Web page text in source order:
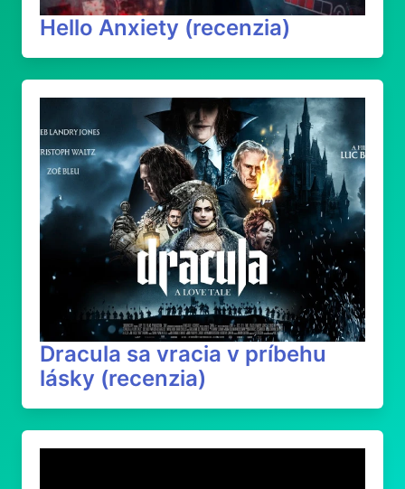
Hello Anxiety (recenzia)
Dracula sa vracia v príbehu
lásky (recenzia)